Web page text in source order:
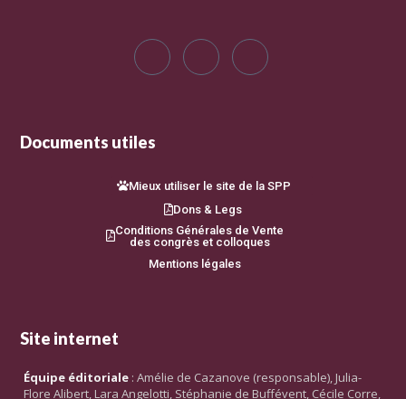
Documents utiles
Mieux utiliser le site de la SPP
Dons & Legs
Conditions Générales de Vente
des congrès et colloques
Mentions légales
Site internet
Équipe éditoriale : Amélie de Cazanove (responsable), Julia-
Flore Alibert, Lara Angelotti, Stéphanie de Buffévent, Cécile Corre,